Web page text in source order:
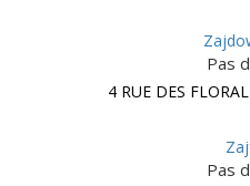
Pas
4 RUE DES
Pas